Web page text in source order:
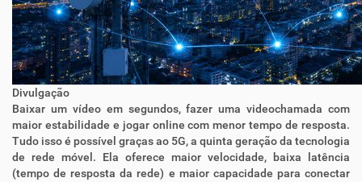
Divulgação
Baixar um vídeo em segundos, fazer uma videochamada com
maior estabilidade e jogar online com menor tempo de resposta.
Tudo isso é possível graças ao 5G, a quinta geração da tecnologia
de rede móvel. Ela oferece maior velocidade, baixa latência
(tempo de resposta da rede) e maior capacidade para conectar